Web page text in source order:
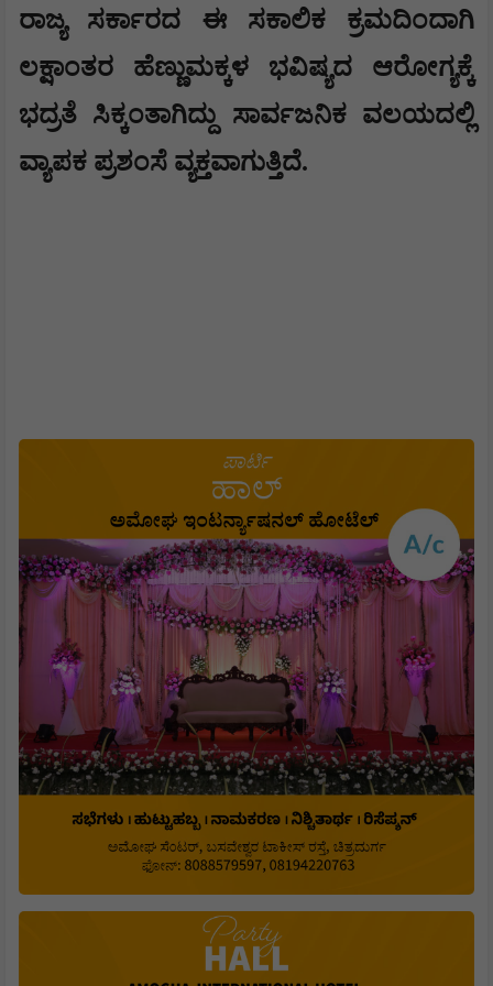
​ರಾಜ್ಯ ಸರ್ಕಾರದ ಈ ಸಕಾಲಿಕ ಕ್ರಮದಿಂದಾಗಿ
ಲಕ್ಷಾಂತರ ಹೆಣ್ಣುಮಕ್ಕಳ ಭವಿಷ್ಯದ ಆರೋಗ್ಯಕ್ಕೆ
ಭದ್ರತೆ ಸಿಕ್ಕಂತಾಗಿದ್ದು ಸಾರ್ವಜನಿಕ ವಲಯದಲ್ಲಿ
ವ್ಯಾಪಕ ಪ್ರಶಂಸೆ ವ್ಯಕ್ತವಾಗುತ್ತಿದೆ.